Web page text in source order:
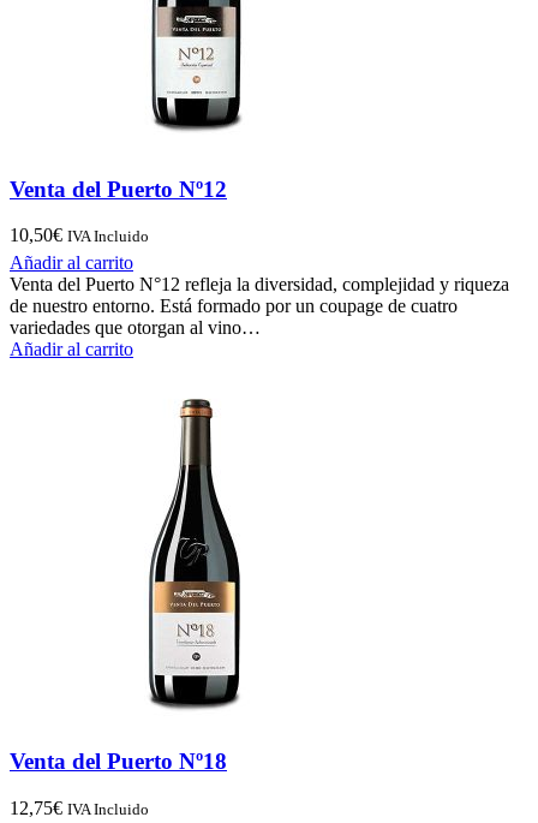
Venta del Puerto Nº12
10,50€ IVA Incluido
Añadir al carrito
Venta del Puerto N°12 refleja la diversidad, complejidad y riqueza
de nuestro entorno. Está formado por un coupage de cuatro
variedades que otorgan al vino…
Añadir al carrito
Venta del Puerto Nº18
12,75€ IVA Incluido